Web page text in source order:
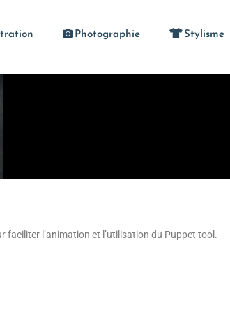
Photographie Stylisme
faciliter l’animation et l’utilisation du Puppet tool.